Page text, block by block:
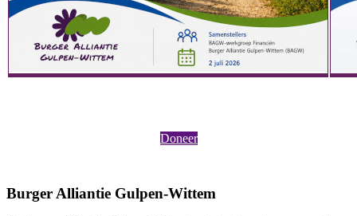
Doneer
Burger Alliantie Gulpen-Wittem